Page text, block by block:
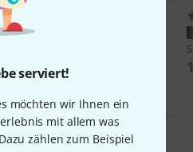
serviert!
möchten wir Ihnen ein
mit allem was
zählen zum Beispiel
PASST GARANTIERT
8,90 €